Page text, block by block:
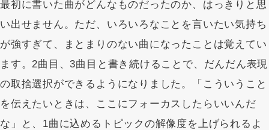
最初に書いた曲がどんなものだったのか、はっきりと思
い出せません。ただ、いろいろなことを言いたい気持ち
が強すぎて、まとまりのない曲になったことは覚えてい
ます。2曲目、3曲目と書き続けることで、だんだん表現
の取捨選択ができるようになりました。「こういうこと
を伝えたいときは、ここにフォーカスしたらいいんだ
な」と、1曲に込めるトピックの解像度を上げられるよ